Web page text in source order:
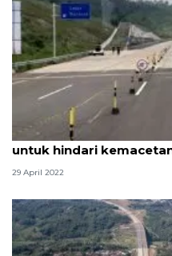
Akses Tol Cisumdawu
untuk hindari
29 April 2022